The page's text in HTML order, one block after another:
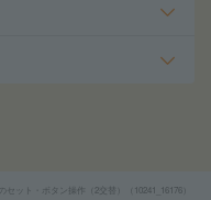
セット・ボタン操作（2交替）（10241_16176）